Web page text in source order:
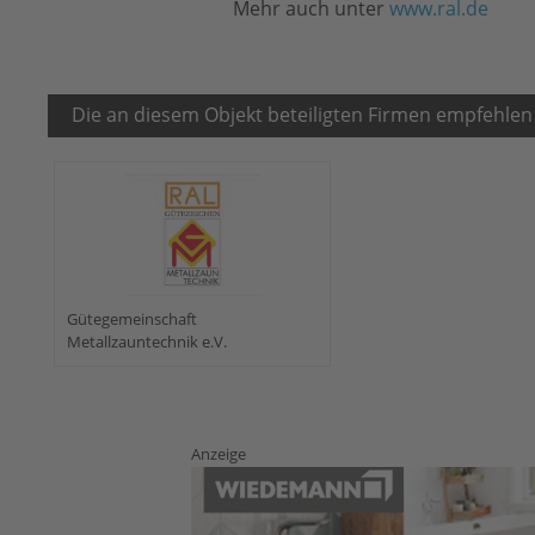
Mehr auch unter www.ral.de
Die an diesem Objekt beteiligten Firmen
Gütegemeinschaft
Metallzauntechnik e.V.
Anzeige